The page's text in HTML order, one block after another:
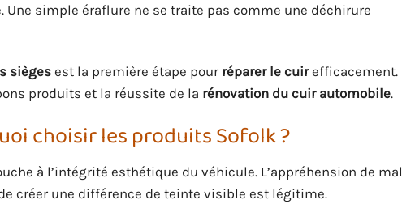
simple éraflure ne se traite pas comme une déchirure
sièges est la première étape pour réparer le cuirefficacement.
produits et la réussite de la rénovation du cuir automobile.
choisir les produits Sofolk ?
à l’intégrité esthétique du véhicule. L’appréhension de mal
créer une différence de teinte visible est légitime.